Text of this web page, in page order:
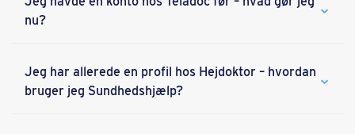
nu?
Jeg har allerede en profil hos Hejdoktor – hvordan
bruger jeg Sundhedshjælp?